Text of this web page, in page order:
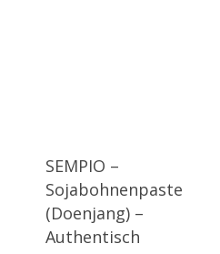
SEMPIO –
Sojabohnenpaste
(Doenjang) –
Authentisch